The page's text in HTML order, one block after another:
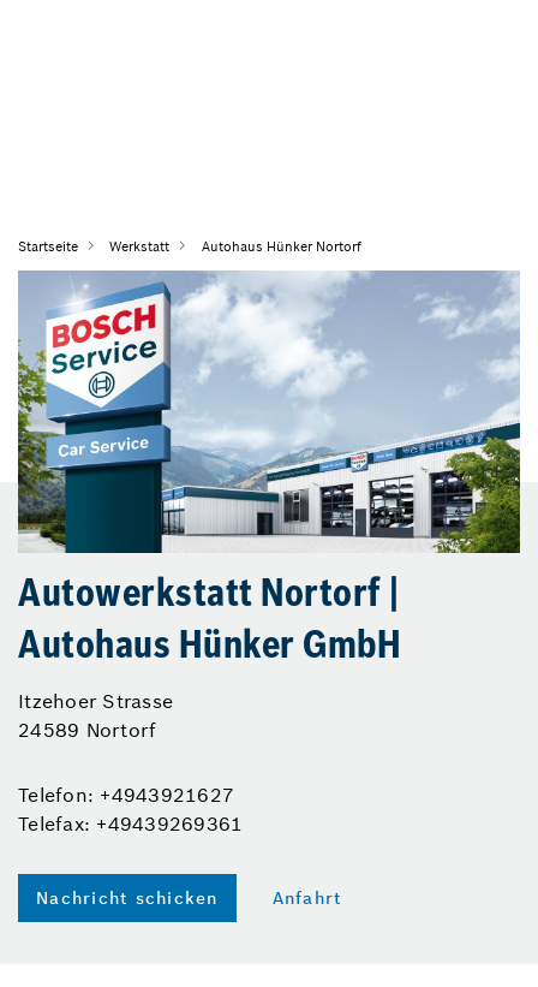
Startseite Werkstatt Autohaus Hünker Nortorf
Autowerkstatt Nortorf |
Autohaus Hünker GmbH
Itzehoer Strasse
24589 Nortorf
Telefon: +4943921627
Telefax: +49439269361
Nachricht schicken Anfahrt